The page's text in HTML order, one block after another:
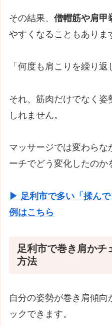
その結果、僧帽筋や肩甲
やすくなることもありま
「何度も肩こりを繰り返
それ、筋肉だけでなく姿
しれません。
マッサージでは変わらな
ーチでどう変化したのか
▶ 足利市で多い「揉ん
例はこちら
足利市で巻き肩かチ
方法
自分の姿勢が巻き肩傾向
ックできます。